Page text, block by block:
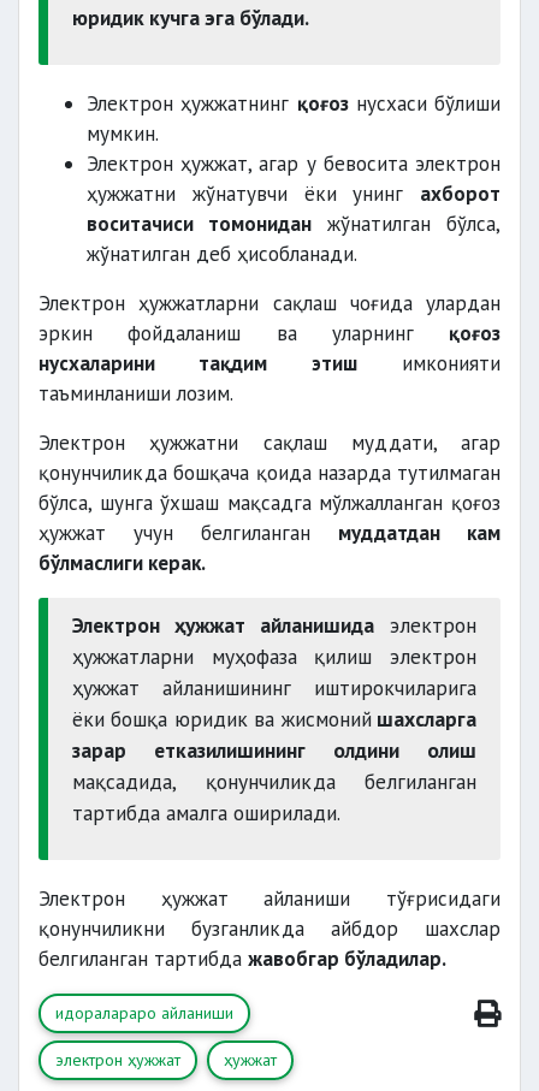
юридик кучга эга бўлади.
Электрон ҳужжатнинг қоғознусхаси бўлиши
мумкин.
Электрон ҳужжат, агар у бевосита электрон
ҳужжатни жўнатувчи ёки унинг ахборот
воситачиси томонидан жўнатилган бўлса,
жўнатилган деб ҳисобланади.
Электрон ҳужжатларни сақлаш чоғида улардан
эркин фойдаланиш ва уларнинг қоғоз
нусхаларини тақдим этишимконияти
таъминланиши лозим.
Электрон ҳужжатни сақлаш муддати, агар
қонунчиликда бошқача қоида назарда тутилмаган
бўлса, шунга ўхшаш мақсадга мўлжалланган қоғоз
ҳужжат учун белгиланган муддатдан кам
бўлмаслиги керак.
Электрон ҳужжат айланишида электрон
ҳужжатларни муҳофаза қилиш электрон
ҳужжат айланишининг иштирокчиларига
ёки бошқа юридик ва жисмонийшахсларга
зарар етказилишининг олдини олиш
мақсадида, қонунчиликда белгиланган
тартибда амалга оширилади.
Электрон ҳужжат айланиши тўғрисидаги
қонунчиликни бузганликда айбдор шахслар
белгиланган тартибда жавобгар бўладилар.
идоралараро айланиши
электрон ҳужжат ҳужжат